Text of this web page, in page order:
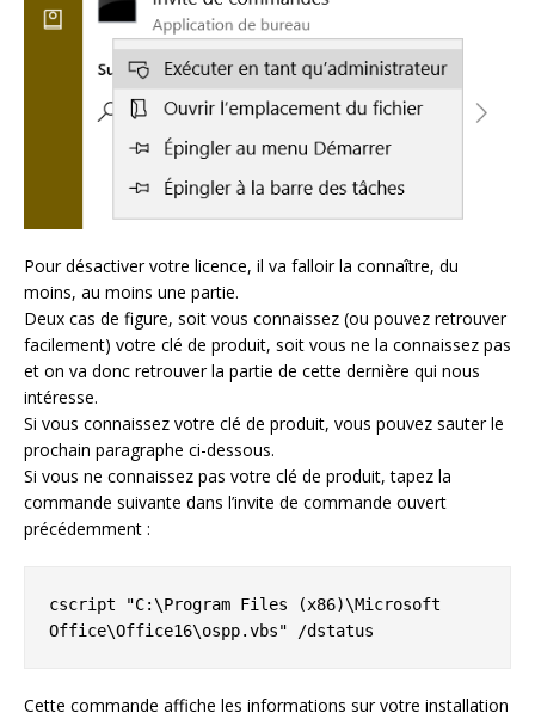
Pour désactiver votre licence, il va falloir la connaître, du
moins, au moins une partie.
Deux cas de figure, soit vous connaissez (ou pouvez retrouver
facilement) votre clé de produit, soit vous ne la connaissez pas
et on va donc retrouver la partie de cette dernière qui nous
intéresse.
Si vous connaissez votre clé de produit, vous pouvez sauter le
prochain paragraphe ci-dessous.
Si vous ne connaissez pas votre clé de produit, tapez la
commande suivante dans l’invite de commande ouvert
précédemment :
cscript "C:\Program Files (x86)\Microsoft
Office\Office16\ospp.vbs" /dstatus
Cette commande affiche les informations sur votre installation